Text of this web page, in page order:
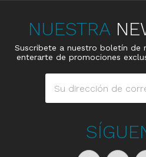
NUESTRA
Suscribete a nuestro boletín de
enterarte de promociones